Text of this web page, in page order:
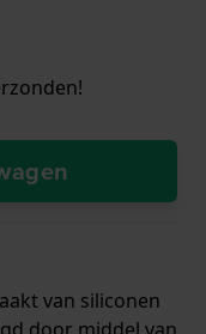
van siliconen